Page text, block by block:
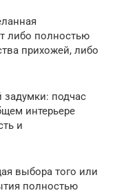
либо полностью
прихожей, либо
задумки: подчас
интерьере
и
выбора того или
полностью